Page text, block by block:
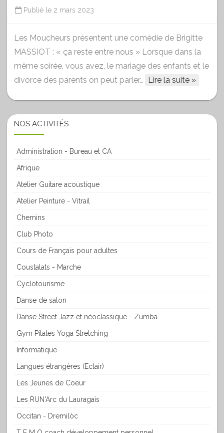
Publié le 2 mars 2023
Les Moucheurs présentent une comédie de Brigitte
MASSIOT : « ça reste entre nous » Lorsque dans la
même soirée, vous avez, le mariage des enfants et le
divorce des parents on peut parler…
Lire la suite »
NOS ACTIVITÉS
Administration - Bureau et CA
Afrique
Atelier Guitare acoustique
Atelier Peinture - Vitrail
Chemins
Club Photo
Cours de Français pour adultes
Coustalats - Marche
Cyclotourisme
Danse de salon
Danse Street Jazz et néoclassique - Zumba
Gym Pilates Yoga Stretching
Informatique
Langues étrangères (Eclair)
Les Jeunes de Coeur
Les RUN'Arc du Lauragais
Occitan - Dremilòc